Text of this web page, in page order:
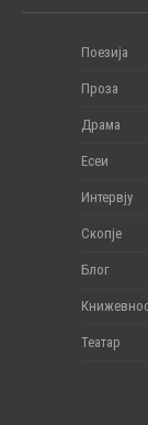
Поезија
Проза
Драма
Есеи
Интервју
Скопје
Блог
Театар